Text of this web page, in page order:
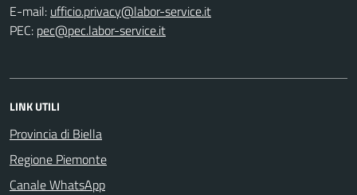
E-mail:
PEC:
LINK UTILI
Provincia di Biella
Regione Piemonte
Canale WhatsApp